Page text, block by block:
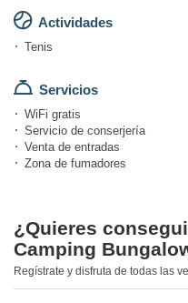
Actividades
Tenis
Servicios
WiFi gratis
Servicio de conserjería
Venta de entradas
Zona de fumadores
¿Quieres
Camping
Regístrate y disfruta de todas las